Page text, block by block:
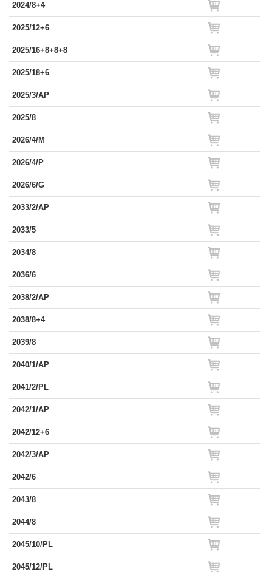
2024/8+4
2025/12+6
2025/16+8+8+8
2025/18+6
2025/3/AP
2025/8
2026/4/M
2026/4/P
2026/6/G
2033/2/AP
2033/5
2034/8
2036/6
2038/2/AP
2038/8+4
2039/8
2040/1/AP
2041/2/PL
2042/1/AP
2042/12+6
2042/3/AP
2042/6
2043/8
2044/8
2045/10/PL
2045/12/PL